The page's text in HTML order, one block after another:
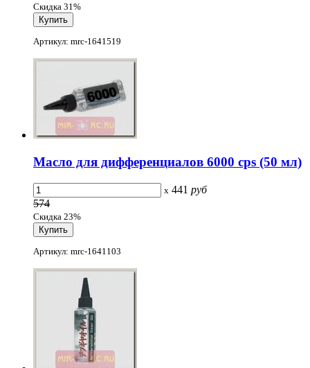
Скидка 31%
Артикул: mrc-1641519
Масло для дифференциалов 6000 cps (50 мл)
x 441 руб
574
Скидка 23%
Артикул: mrc-1641103